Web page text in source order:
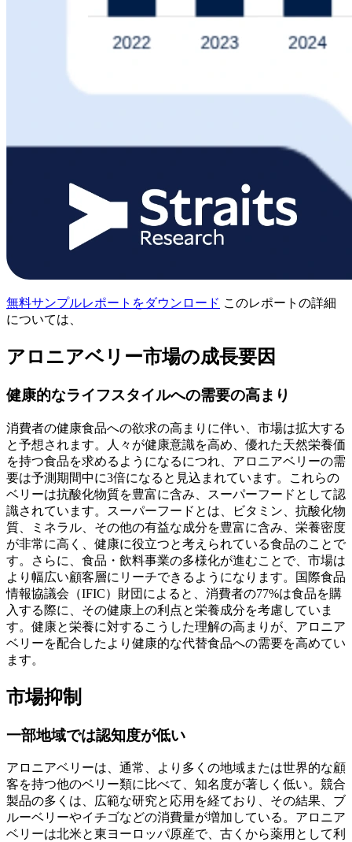
無料サンプルレポートをダウンロード このレポートの詳細
については、
アロニアベリー市場の成長要因
健康的なライフスタイルへの需要の高まり
消費者の健康食品への欲求の高まりに伴い、市場は拡大する
と予想されます。人々が健康意識を高め、優れた天然栄養価
を持つ食品を求めるようになるにつれ、アロニアベリーの需
要は予測期間中に3倍になると見込まれています。これらの
ベリーは抗酸化物質を豊富に含み、スーパーフードとして認
識されています。スーパーフードとは、ビタミン、抗酸化物
質、ミネラル、その他の有益な成分を豊富に含み、栄養密度
が非常に高く、健康に役立つと考えられている食品のことで
す。さらに、食品・飲料事業の多様化が進むことで、市場は
より幅広い顧客層にリーチできるようになります。国際食品
情報協議会（IFIC）財団によると、消費者の77%は食品を購
入する際に、その健康上の利点と栄養成分を考慮していま
す。健康と栄養に対するこうした理解の高まりが、アロニア
ベリーを配合したより健康的な代替食品への需要を高めてい
ます。
市場抑制
一部地域では認知度が低い
アロニアベリーは、通常、より多くの地域または世界的な顧
客を持つ他のベリー類に比べて、知名度が著しく低い。競合
製品の多くは、広範な研究と応用を経ており、その結果、ブ
ルーベリーやイチゴなどの消費量が増加している。アロニア
ベリーは北米と東ヨーロッパ原産で、古くから薬用として利